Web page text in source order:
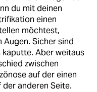
du mit deinen
einen
möchtest,
Augen. Sicher sind
kaputte. Aber weitaus
zwischen
auf der einen
anderen Seite.